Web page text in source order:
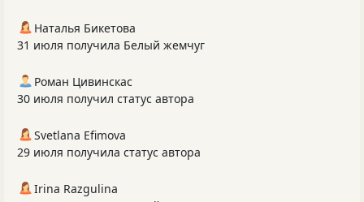
Наталья Бикетова
31 июля получила Белый жемчуг
Роман Цивинскас
30 июля получил статус автора
Svetlana Efimova
29 июля получила статус автора
Irina Razgulina